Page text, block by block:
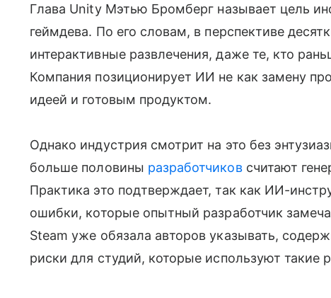
Глава Unity Мэтью Бромберг называет цель
геймдева. По его словам, в перспективе
интерактивные развлечения, даже те, кто
Компания позиционирует ИИ не как замену
идеей и готовым продуктом.
Однако индустрия смотрит на это без
больше половины разработчиковсчитают
Практика это подтверждает, так как ИИ-
ошибки, которые опытный разработчик
Steam уже обязала авторов указывать,
риски для студий, которые используют такие